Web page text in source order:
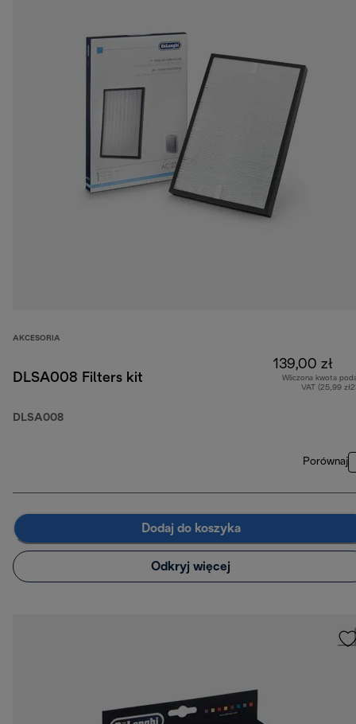
AKCESORIA
DLSA008 Filters kit
DLSA008
139,00 zł
Wliczona kwota
VAT (25,99
Porównaj
Dodaj do koszyka
Odkryj więcej